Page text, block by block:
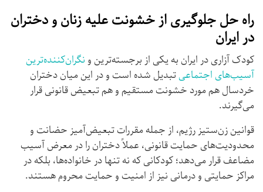
راه حل جلوگیری از خشونت علیه زنان و دختران
در ایران
کودک آزاری در ایران به یکی از برجسته‌ترین ونگران‌کننده‌ترین
آسیب‌های اجتماعیتبدیل شده است و در این میان دختران
خردسال هم مورد خشونت مستقیم و هم تبعیض قانونی قرار
می‌گیرند.
قوانین زن‌ستیز رژیم، از جمله مقررات تبعیض‌آمیز حضانت و
محدودیت‌های حمایت قانونی، عملاً دختران را در معرض آسیب
مضاعف قرار می‌دهد؛ کودکانی که نه تنها در خانواده‌ها، بلکه در
مراکز حمایتی و درمانی نیز از امنیت و حمایت محروم هستند.